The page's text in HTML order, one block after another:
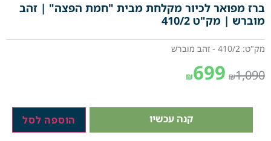
ברז מפואר לכיור מקלחת מבית "חמת הפצה" | זהב
מוברש | מק"ט 410/2
מק"ט: 410/2 - זהב מוברש
₪1,090
₪699
קנה עכשיו הוספה לסל